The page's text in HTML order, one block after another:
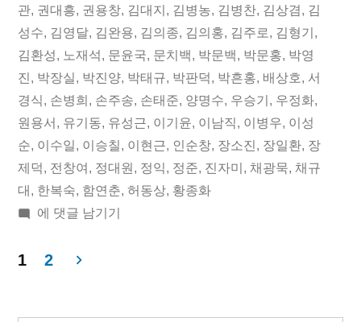
일
오
늘
의
독
립
운
가”
됨:
그:
관, 권대흥, 권용창, 김대지 , 김병농, 김병찬, 김상겸, 김
성수, 김영달, 김완용, 김의종, 김의홍, 김주로, 김형기 ,
김환성, 노재석, 문윤국, 문치백, 박문백, 박문홍, 박영
진 , 박장실, 박진양, 박태규, 박판덕, 박흔홍, 배상호, 서
경식, 손병희 , 손주송, 손태준, 양명수, 우승기 , 우정화,
원용서 , 유기동, 유성근, 이기윤, 이남직, 이병우, 이성
순, 이수일, 이승칠, 이현근, 인순창, 장소진 , 장일환, 장
제덕, 전창여 , 정대원 , 정익, 정준, 진자미 , 채광묵, 채규
대 , 한복숙, 함연춘, 허동상, 황종화
2018
04
에 댓글 남기기
1 2